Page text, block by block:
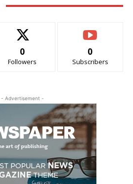
0
Followers
0
Subscribers
- Advertisement -